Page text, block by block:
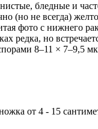
бледные и
(но не всегда)
фото с нижнего
редка, но
8–11 × 7–9,5
от 4 - 15